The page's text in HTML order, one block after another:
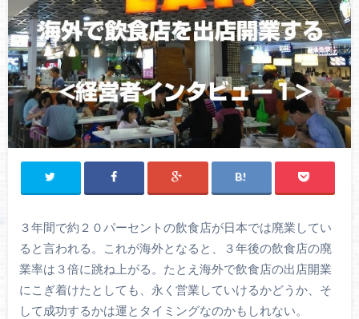
３年間で約２０パーセントの飲食店が日本では廃業してい
ると言われる。これが海外となると、３年後の飲食店の廃
業率は３倍に跳ね上がる。たとえ海外で飲食店の出店開業
にこぎ着けたとしても、永く営業していけるかどうか、そ
して成功するかは運とタイミングなのかもしれない。